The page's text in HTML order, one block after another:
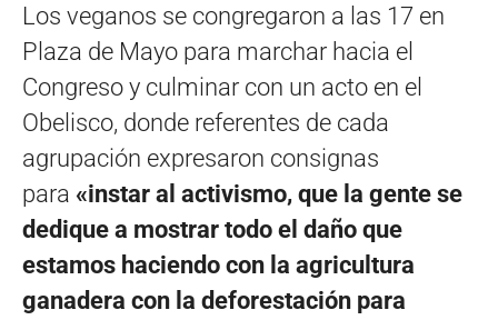
Los veganos se congregaron a las 17 en
Plaza de Mayo para marchar hacia el
Congreso y culminar con un acto en el
Obelisco, donde referentes de cada
agrupación expresaron consignas
para «instar al activismo, que la gente se
dedique a mostrar todo el daño que
estamos haciendo con la agricultura
ganadera con la deforestación para